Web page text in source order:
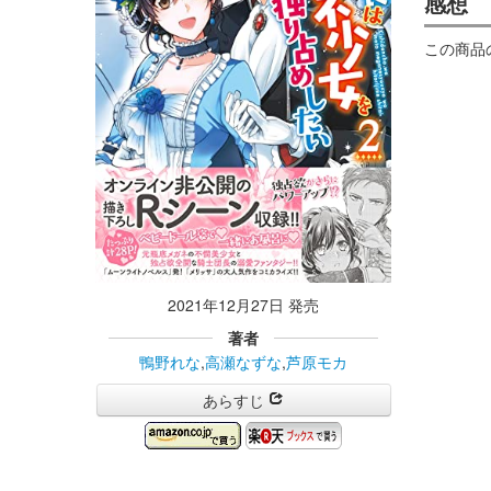
2021年12月27日 発売
著者
鴨野れな,高瀬なずな,芦原モカ
あらすじ
この商品